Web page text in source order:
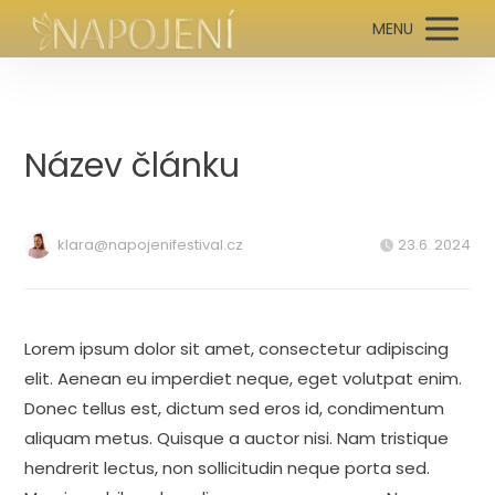
MENU
Název článku
klara@napojenifestival.cz 23.6. 2024
Lorem ipsum dolor sit amet, consectetur adipiscing
elit. Aenean eu imperdiet neque, eget volutpat enim.
Donec tellus est, dictum sed eros id, condimentum
aliquam metus. Quisque a auctor nisi. Nam tristique
hendrerit lectus, non sollicitudin neque porta sed.